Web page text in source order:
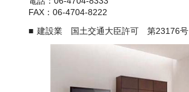
FAX：06-4704-8222
建設業 国土交通大臣許可 第23176号